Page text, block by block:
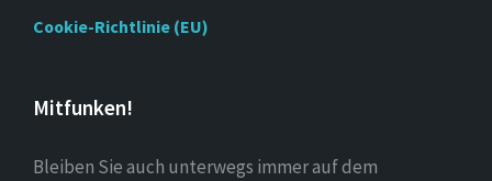
Cookie-Richtlinie (EU)
Mitfunken!
Bleiben Sie auch unterwegs immer auf dem